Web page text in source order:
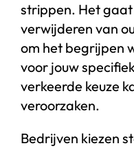
strippen. Het
verwijderen van
om het begrijpen
voor jouw
verkeerde keuze
veroorzaken.
Bedrijven kiezen